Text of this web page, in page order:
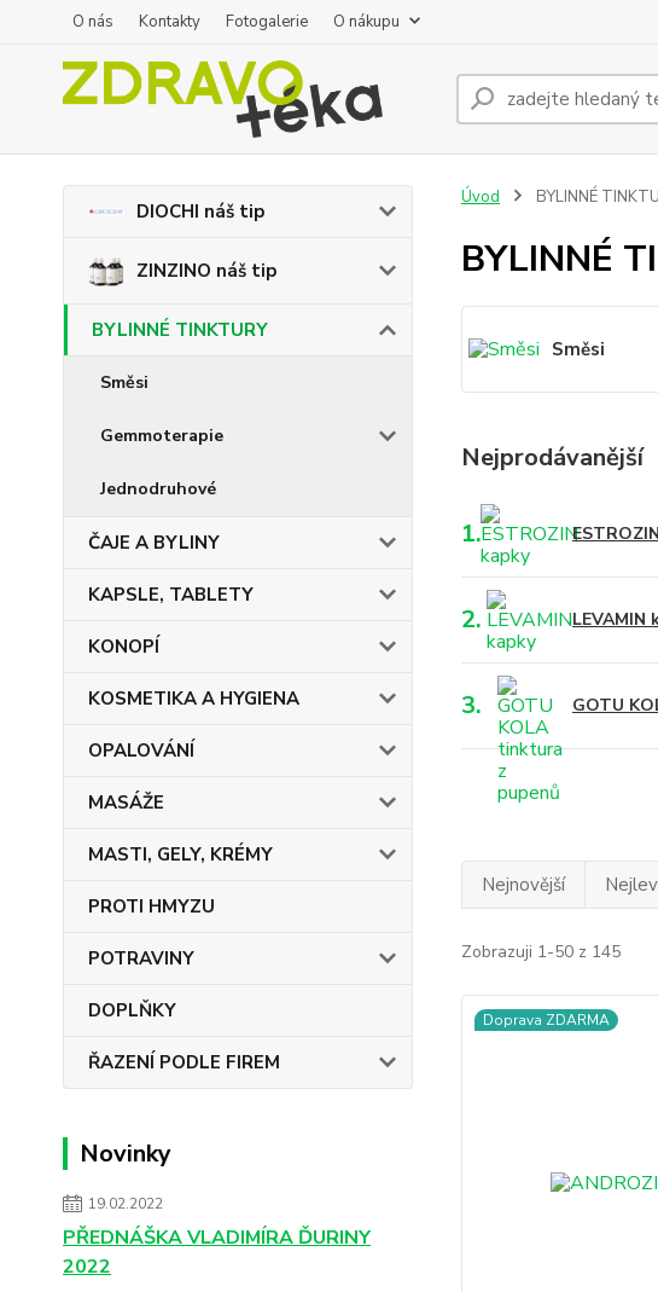
O nás Kontakty Fotogalerie O nákupu
DIOCHI náš tip
ZINZINO náš tip
BYLINNÉ TINKTURY
Směsi
Gemmoterapie
Jednodruhové
ČAJE A BYLINY
KAPSLE, TABLETY
KONOPÍ
KOSMETIKA A HYGIENA
OPALOVÁNÍ
MASÁŽE
MASTI, GELY, KRÉMY
PROTI HMYZU
POTRAVINY
DOPLŇKY
ŘAZENÍ PODLE FIREM
Novinky
19.02.2022
PŘEDNÁŠKA VLADIMÍRA ĎURINY
2022
Úvod BYLINNÉ
BYLINNÉ
Směsi
Nejprodávanější
1.
2. LEVAMIN
3. GOTU
Nejnovější
Zobrazuji 1-50 z 145
Doprava ZDARMA